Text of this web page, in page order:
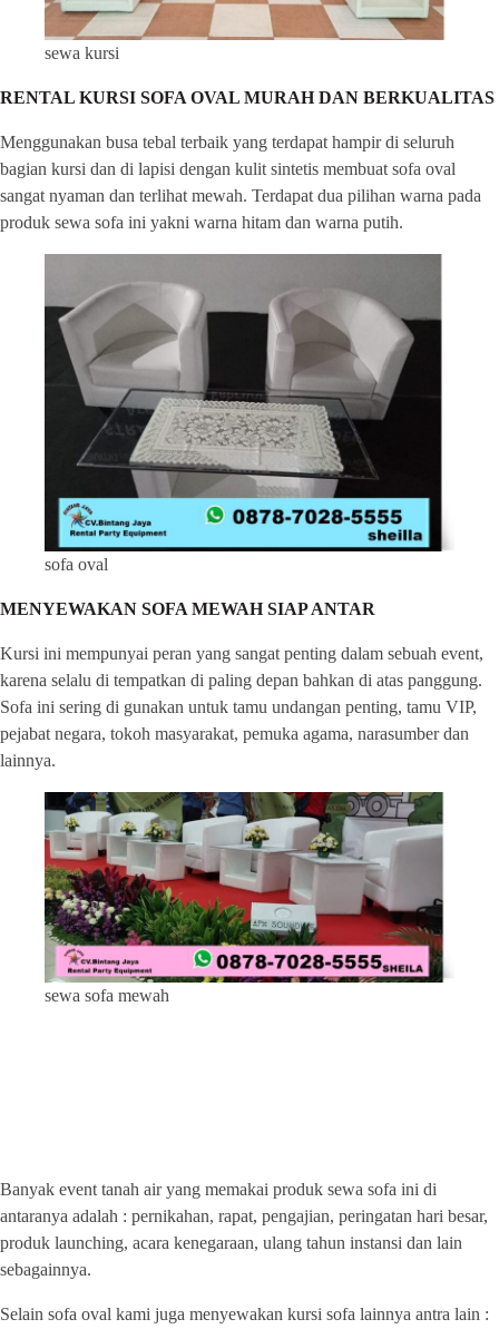
sewa kursi
RENTAL KURSI SOFA OVAL MURAH DAN BERKUALITAS
Menggunakan busa tebal terbaik yang terdapat hampir di seluruh
bagian kursi dan di lapisi dengan kulit sintetis membuat sofa oval
sangat nyaman dan terlihat mewah. Terdapat dua pilihan warna pada
produk sewa sofa ini yakni warna hitam dan warna putih.
sofa oval
MENYEWAKAN SOFA MEWAH SIAP ANTAR
Kursi ini mempunyai peran yang sangat penting dalam sebuah event,
karena selalu di tempatkan di paling depan bahkan di atas panggung.
Sofa ini sering di gunakan untuk tamu undangan penting, tamu VIP,
pejabat negara, tokoh masyarakat, pemuka agama, narasumber dan
lainnya.
sewa sofa mewah
Banyak event tanah air yang memakai produk sewa sofa ini di
antaranya adalah : pernikahan, rapat, pengajian, peringatan hari besar,
produk launching, acara kenegaraan, ulang tahun instansi dan lain
sebagainnya.
Selain sofa oval kami juga menyewakan kursi sofa lainnya antra lain :